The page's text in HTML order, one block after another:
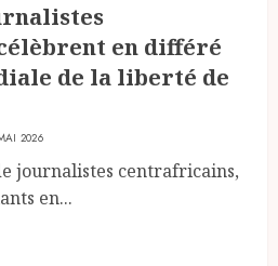
en différé
de la liberté de
2026
journalistes centrafricains,
en...